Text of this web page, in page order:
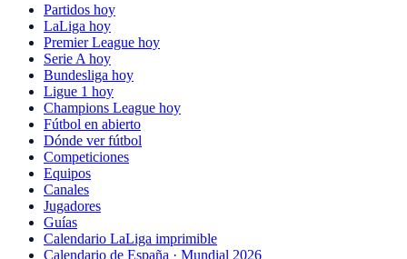
Partidos hoy
LaLiga hoy
Premier League hoy
Serie A hoy
Bundesliga hoy
Ligue 1 hoy
Champions League hoy
Fútbol en abierto
Dónde ver fútbol
Competiciones
Equipos
Canales
Jugadores
Guías
Calendario LaLiga imprimible
Calendario de España · Mundial 2026